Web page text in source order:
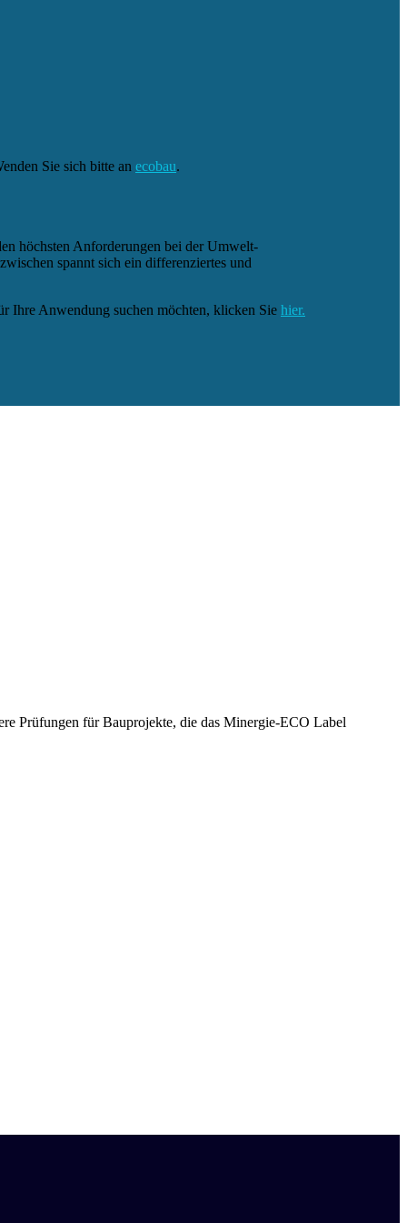
Sie sich bitte an ecobau.
höchsten Anforderungen bei der Umwelt-
spannt sich ein differenziertes und
Ihre Anwendung suchen möchten, klicken Sie hier.
Prüfungen für Bauprojekte, die das Minergie-ECO Label